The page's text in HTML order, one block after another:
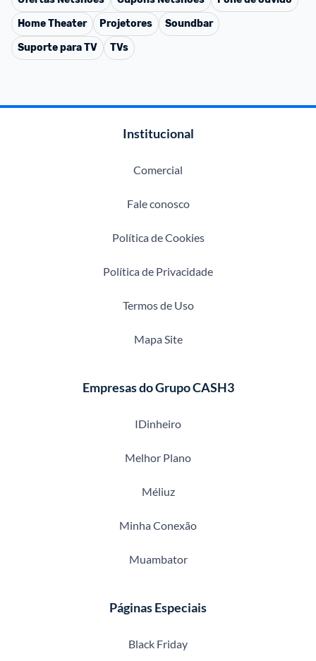
Home Theater
Projetores
Soundbar
Suporte para TV
TVs
Institucional
Comercial
Fale conosco
Política de Cookies
Política de Privacidade
Termos de Uso
Mapa Site
Empresas do Grupo CASH3
IDinheiro
Melhor Plano
Méliuz
Minha Conexão
Muambator
Páginas Especiais
Black Friday